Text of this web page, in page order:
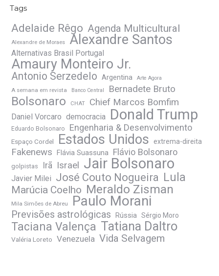
Tags
Adelaide Rêgo Agenda Multicultural
Alexandre de Moraes Alexandre Santos
Alternativas Brasil Portugal
Amaury Monteiro Jr.
Antonio Serzedelo Argentina Arte Agora
A semana em revista Banco Central Bernadete Bruto
Bolsonaro CHAT Chief Marcos Bomfim
Daniel Vorcaro democracia Donald Trump
Eduardo Bolsonaro Engenharia & Desenvolvimento
Espaço Cordel Estados Unidos extrema-direita
Fakenews Flávia Suassuna Flávio Bolsonaro
golpistas Irã Israel Jair Bolsonaro
Javier Milei José Couto Nogueira Lula
Marúcia Coelho Meraldo Zisman
Mila Simões de Abreu Paulo Morani
Previsões astrológicas Rússia Sérgio Moro
Taciana Valença Tatiana Daltro
Valéria Loreto Venezuela Vida Selvagem